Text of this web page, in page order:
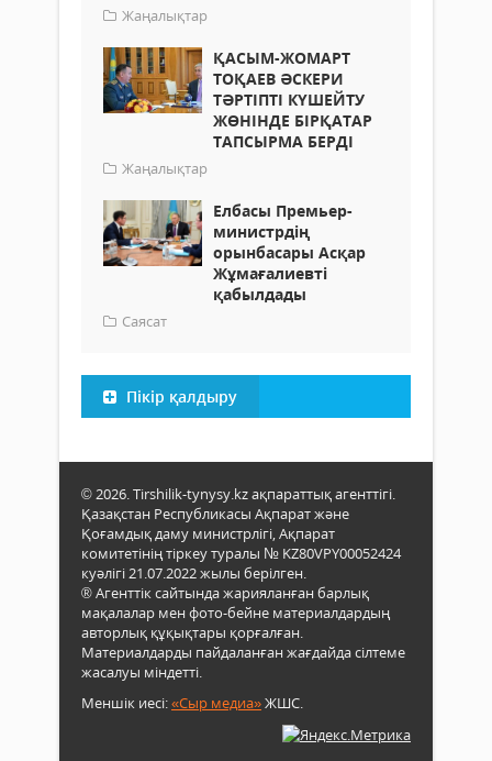
Жаңалықтар
ҚАСЫМ-ЖОМАРТ
ТОҚАЕВ ӘСКЕРИ
ТӘРТІПТІ КҮШЕЙТУ
ЖӨНІНДЕ БІРҚАТАР
ТАПСЫРМА БЕРДІ
Жаңалықтар
Елбасы Премьер-
министрдің
орынбасары Асқар
Жұмағалиевті
қабылдады
Саясат
Пікір қалдыру
© 2026. Tirshilik-tynysy.kz ақпараттық агенттігі.
Қазақстан Республикасы Ақпарат және
Қоғамдық даму министрлігі, Ақпарат
комитетінің тіркеу туралы № KZ80VPY00052424
куәлігі 21.07.2022 жылы берілген.
® Агенттік сайтында жарияланған барлық
мақалалар мен фото-бейне материалдардың
авторлық құқықтары қорғалған.
Материалдарды пайдаланған жағдайда сілтеме
жасалуы міндетті.
Меншік иесі:«Сыр медиа»ЖШС.